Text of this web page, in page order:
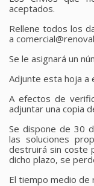
aceptados.
Rellene todos los
a
Se le asignará un
Adjunte esta hoja a
A efectos de
adjuntar una copia
Se dispone de 30
las soluciones
destruirá sin coste
dicho plazo, se
El tiempo medio de